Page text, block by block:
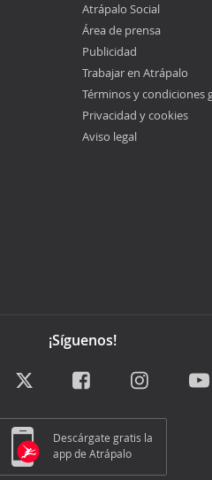
Atrápalo Social
Área de prensa
Publicidad
Trabajar en Atrápalo
Términos y condiciones
Privacidad y cookies
Aviso legal
¡Síguenos!
Descárgate gratis la
app de Atrápalo